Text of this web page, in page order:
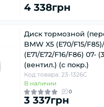
4 338грн
Диск тормозной
BMW X5 (E70/F15/
(E71/E72/F16/F86) 07-
(вентил.) (с покр.)
Код товара: 23-1326C
В наличии
0
3 337грн